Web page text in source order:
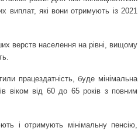
виплат, які вони отримують із 2021
верств населення на рівні, вищому
працездатність, буде мінімальна
віком від 60 до 65 років з повним
і отримують мінімальну пенсію,